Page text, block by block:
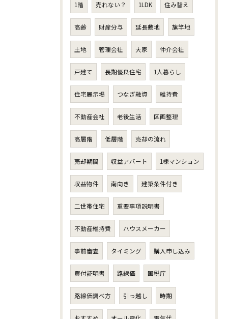
1階 売れない？ 1LDK 住み替え
高齢 財産分与 延長敷地 旗竿地
土地 管理会社 大家 仲介会社
戸建て 長期優良住宅 1人暮らし
住宅展示場 つなぎ融資 維持費
不動産会社 老後生活 区画整理
高層階 低層階 売却の流れ
売却期間 収益アパート 1棟マンション
収益物件 南向き 建築条件付き
二世帯住宅 重要事項説明書
不動産維持費 ハウスメーカー
事前審査 タイミング 購入申し込み
買付証明書 路線価 国税庁
路線価調べ方 引っ越し 時期